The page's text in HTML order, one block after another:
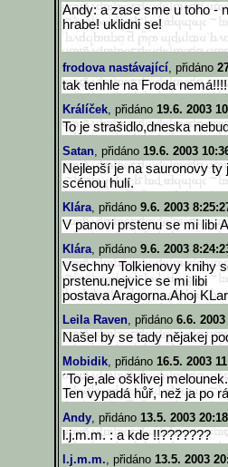
Andy: a zase sme u toho -
hrabe! uklidni se!
frodova nastávající, přidáno
tak tenhle na Froda nemá!!!!
Králíček, přidáno 19.6. 2003
To je strašidlo,dneska
Satan, přidáno 19.6. 2003
Nejlepší je na sauronovy
scénou hulí.
Klára, přidáno 9.6. 2003
V panovi prstenu se mi libi
Klára, přidáno 9.6. 2003
Vsechny Tolkienovy knihy
prstenu.nejvice se mi libi
postava Aragorna.Ahoj
Leila Raven, přidáno 6.6.
Našel by se tady nějakej
Mobidik, přidáno 16.5. 2003
´To je,ale ošklivej
Ten vypadá hůř, než ja po
Andy, přidáno 13.5. 2003
l.j.m.m. : a kde !!???????
l.j.m.m., přidáno 13.5. 2003